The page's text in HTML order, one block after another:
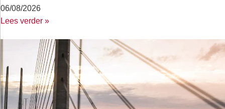
06/08/2026
Lees verder »